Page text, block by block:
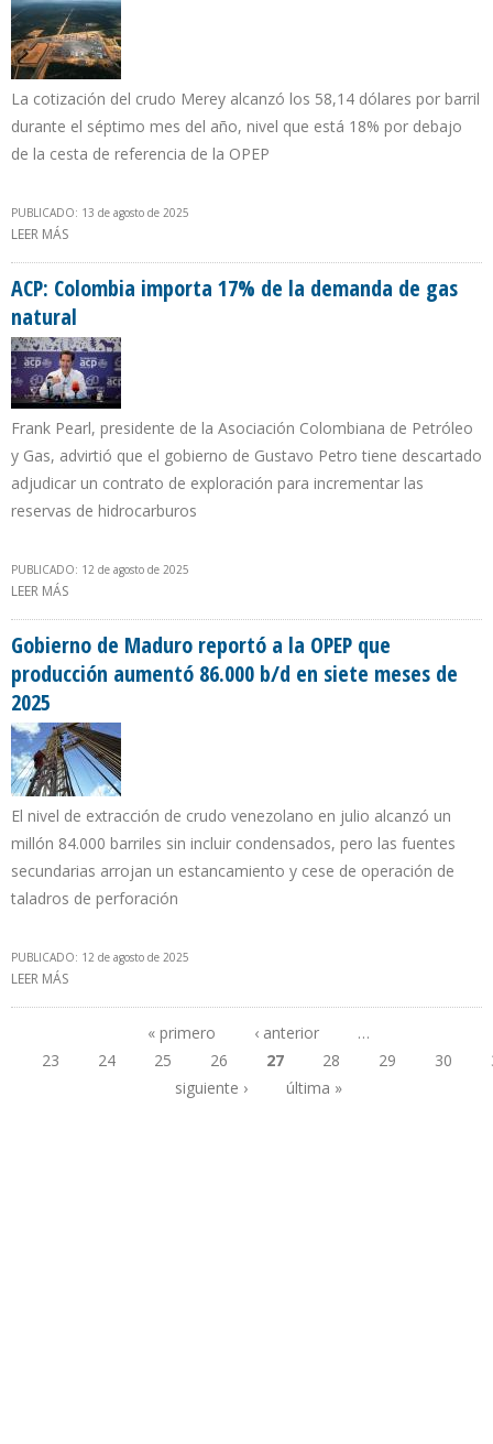
La cotización del crudo Merey alcanzó los 58,14 dólares por barril
durante el séptimo mes del año, nivel que está 18% por debajo
de la cesta de referencia de la OPEP
PUBLICADO: 13 de agosto de 2025
LEER MÁS
ACP: Colombia importa 17% de la demanda de gas
natural
Frank Pearl, presidente de la Asociación Colombiana de Petróleo
y Gas, advirtió que el gobierno de Gustavo Petro tiene descartado
adjudicar un contrato de exploración para incrementar las
reservas de hidrocarburos
PUBLICADO: 12 de agosto de 2025
LEER MÁS
Gobierno de Maduro reportó a la OPEP que
producción aumentó 86.000 b/d en siete meses de
2025
El nivel de extracción de crudo venezolano en julio alcanzó un
millón 84.000 barriles sin incluir condensados, pero las fuentes
secundarias arrojan un estancamiento y cese de operación de
taladros de perforación
PUBLICADO: 12 de agosto de 2025
LEER MÁS
Páginas
« primero ‹ anterior
…
23
24 25 26 27 28 29 30
siguiente ›
última »